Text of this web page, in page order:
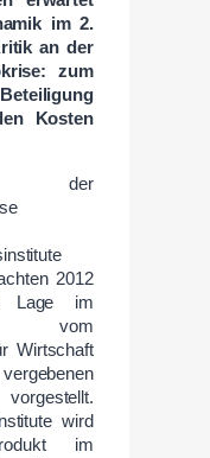
im 2.
an der
zum
Kosten
der
2012
Lage im
vom
Wirtschaft
wird
im